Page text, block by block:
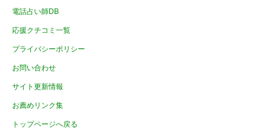
電話占い師DB
応援クチコミ一覧
プライバシーポリシー
お問い合わせ
サイト更新情報
お薦めリンク集
トップページへ戻る